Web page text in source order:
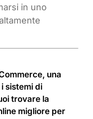
in uno
una
sistemi di
trovare la
migliore per